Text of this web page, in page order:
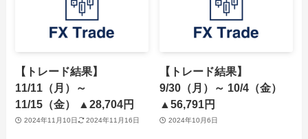
【トレード結果】
11/11（月）～
11/15（金） ▲28,704円
2024年11月10日 2024年11月16日
【トレード結果】
9/30（月）～ 10/4（金）
▲56,791円
2024年10月6日